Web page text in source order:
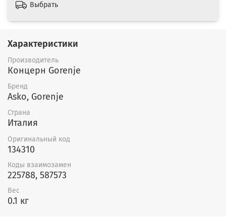
Выбрать
Характеристики
Производитель
Концерн Gorenje
Бренд
Asko, Gorenje
Страна
Италия
Оригинальный код
134310
Коды взаимозамен
225788, 587573
Вес
0.1 кг